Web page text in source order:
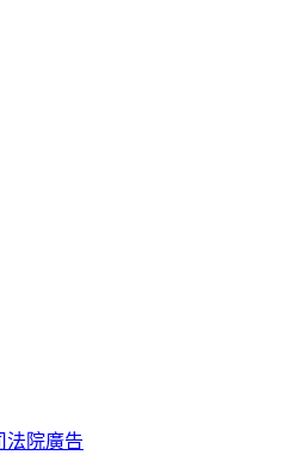
「不實指控者」應道歉